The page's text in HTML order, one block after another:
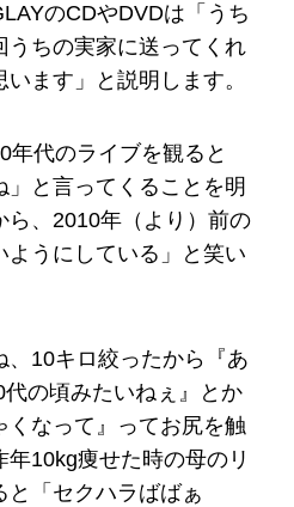
のCDやDVDは「うち
うちの実家に送ってくれ
ます」と説明します。
年代のライブを観ると
」と言ってくることを明
ら、2010年（より）前の
ようにしている」と笑い
、10キロ絞ったから『あ
の頃みたいねぇ』とか
くなって』ってお尻を触
10kg痩せた時の母のリ
と「セクハラばばぁ